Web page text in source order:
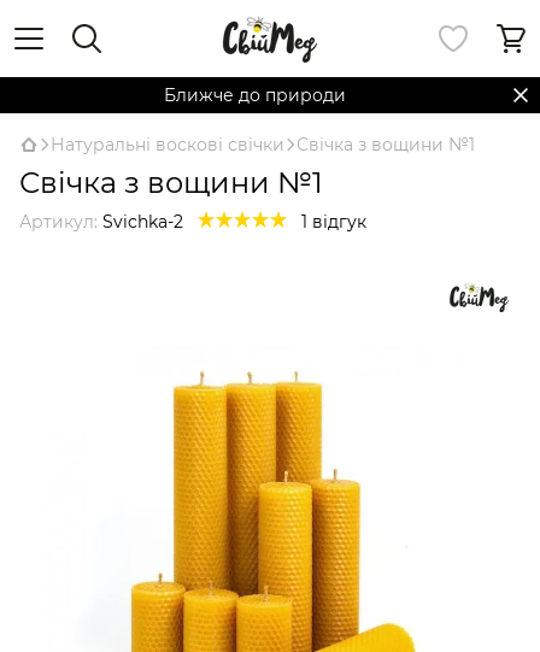
Ближче до природи
Натуральні воскові свічки Свічка з вощини №1
Свічка з вощини №1
Артикул: Svichka-2 1 відгук